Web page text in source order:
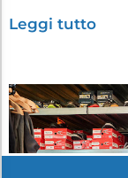
Leggi tutto